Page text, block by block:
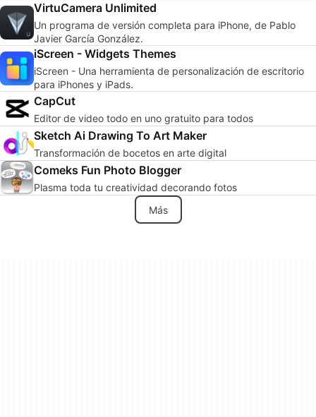
VirtuCamera Unlimited
Un programa de versión completa para iPhone, de Pablo
Javier García González.
iScreen - Widgets Themes
iScreen - Una herramienta de personalización de escritorio
para iPhones y iPads.
CapCut
Editor de video todo en uno gratuito para todos
Sketch Ai Drawing To Art Maker
Transformación de bocetos en arte digital
Comeks Fun Photo Blogger
Plasma toda tu creatividad decorando fotos
Más